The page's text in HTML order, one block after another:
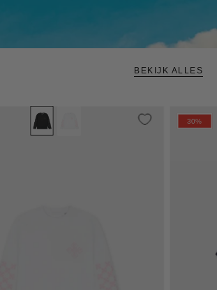
BEKIJK ALLES
30%